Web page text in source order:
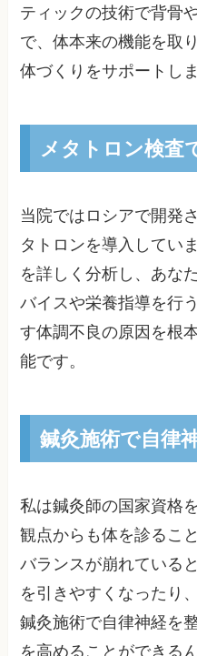
ティックの技術で背骨
で、体本来の機能を取
体づくりをサポートしま
メタトロン検査
当院ではロシアで開発
タトロンを導入してい
を詳しく分析し、あな
バイスや栄養指導を行
す体調不良の原因を根
能です。
鍼灸施術で自律
私は鍼灸師の国家資格
観点からも体を診るこ
バランスが崩れている
を引きやすくなったり
鍼灸施術で自律神経を
を高めることができる